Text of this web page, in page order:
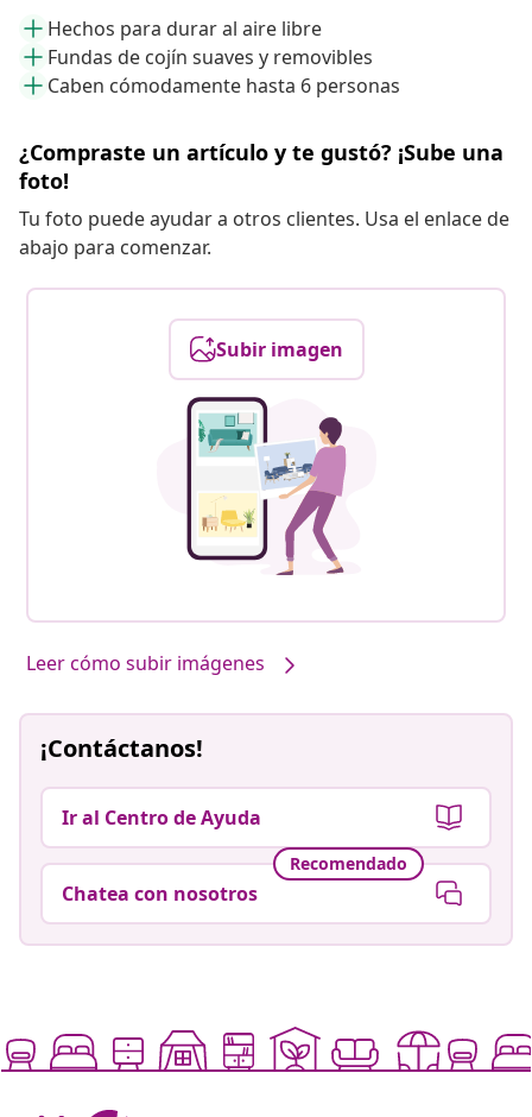
Hechos para durar al aire libre
Fundas de cojín suaves y removibles
Caben cómodamente hasta 6 personas
¿Compraste un artículo y te gustó? ¡Sube una
foto!
Tu foto puede ayudar a otros clientes. Usa el enlace de
abajo para comenzar.
Subir imagen
Leer cómo subir imágenes
¡Contáctanos!
Ir al Centro de Ayuda
Recomendado
Chatea con nosotros